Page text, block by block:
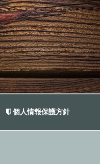
個人情報保護方針